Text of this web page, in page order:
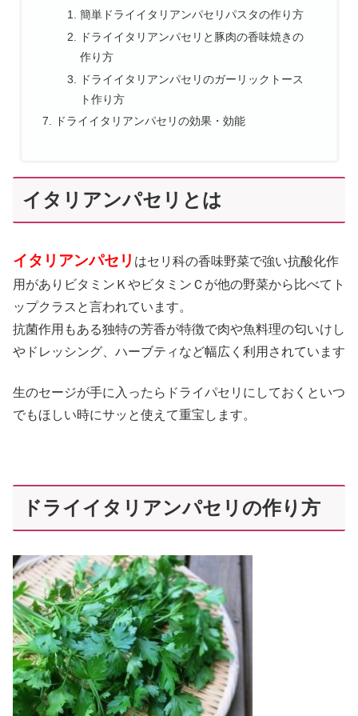
簡単ドライイタリアンパセリパスタの作り方
ドライイタリアンパセリと豚肉の香味焼きの
作り方
ドライイタリアンパセリのガーリックトース
ト作り方
ドライイタリアンパセリの効果・効能
イタリアンパセリとは
イタリアンパセリ はセリ科の香味野菜で強い抗酸化作
用がありビタミンＫやビタミンＣが他の野菜から比べてト
ップクラスと言われています。
抗菌作用もある独特の芳香が特徴で肉や魚料理の匂いけし
やドレッシング、ハーブティなど幅広く利用されています
生のセージが手に入ったらドライパセリにしておくといつ
でもほしい時にサッと使えて重宝します。
ドライイタリアンパセリの作り方